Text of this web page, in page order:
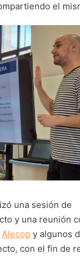
el
una sesión de
y una reunión
Alecopy algunos
con el fin de